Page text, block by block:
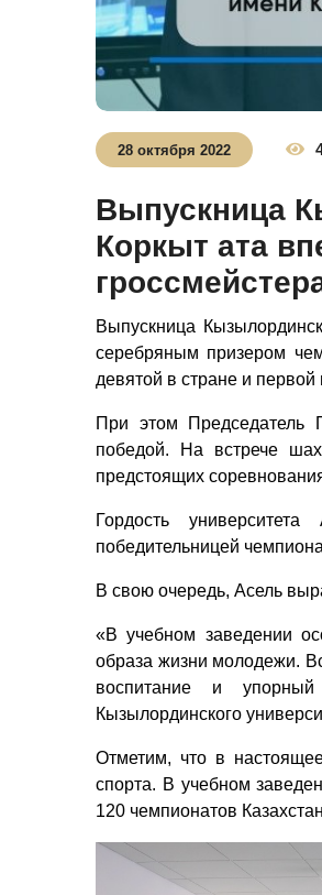
28 октября 2022
Выпускница
Коркыт ата
Выпускница
серебряным призером
девятой в стране и первой
При этом Председатель
победой. На встрече
предстоящих
Гордость
победительницей
В свою очередь, Асель
«В учебном заведении
образа жизни молодежи.
воспитание и
Кызылординского
Отметим, что в
спорта. В учебном
120 чемпионатов